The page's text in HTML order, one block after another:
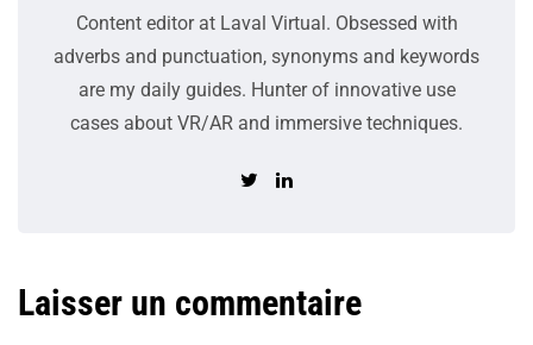
Content editor at Laval Virtual. Obsessed with
adverbs and punctuation, synonyms and keywords
are my daily guides. Hunter of innovative use
cases about VR/AR and immersive techniques.
Laisser un commentaire